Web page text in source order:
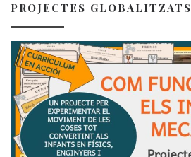
PROJECTES GLOBALITZATS